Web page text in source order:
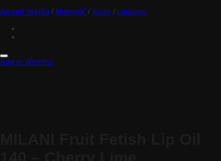
Αρχική σελίδα / Μακιγιάζ / Χείλη / Lipgloss
Add to Wishlist